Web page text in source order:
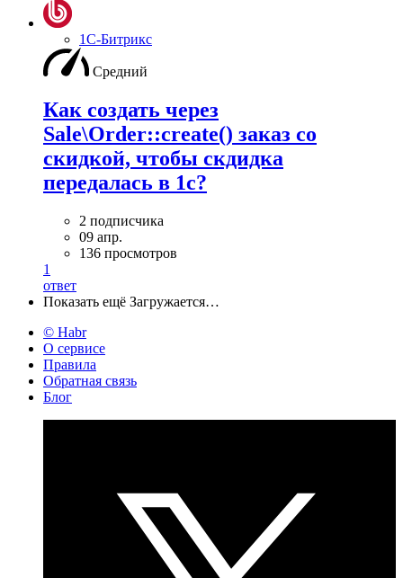
1С-Битрикс
Средний
Как создать через
Sale\Order::create() заказ со
скидкой, чтобы скдидка
передалась в 1с?
2 подписчика
09 апр.
136 просмотров
1
ответ
Показать ещё Загружается…
© Habr
О сервисе
Правила
Обратная связь
Блог